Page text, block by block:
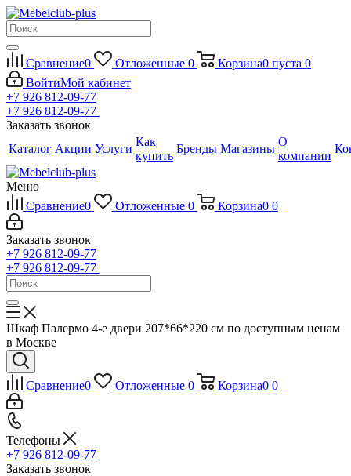
Сравнение0 Отложенные 0 Корзина0 пуста 0
ВойтиМой кабинет
+7 926 812-09-77
+7 926 812-09-77
Заказать звонок
Каталог Акции Услуги
Как
купить
Бренды Магазины
О
компании
Меню
Сравнение0 Отложенные 0 Корзина0 0
Заказать звонок
+7 926 812-09-77
+7 926 812-09-77
Шкаф Палермо 4-е двери 207*66*220 см по доступным ценам
в Москве
Сравнение0 Отложенные 0 Корзина0 0
Телефоны
+7 926 812-09-77
Заказать звонок